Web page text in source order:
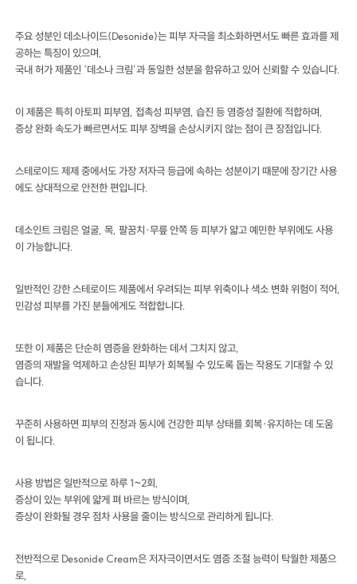
주요 성분인 데소나이드(Desonide)는 피부 자극을 최소화하면서도 빠른 효과를 제
공하는 특징이 있으며,
국내 허가 제품인 ‘데소나 크림’과 동일한 성분을 함유하고 있어 신뢰할 수 있습니다.
이 제품은 특히 아토피 피부염, 접촉성 피부염, 습진 등 염증성 질환에 적합하며,
증상 완화 속도가 빠르면서도 피부 장벽을 손상시키지 않는 점이 큰 장점입니다.
스테로이드 제제 중에서도 가장 저자극 등급에 속하는 성분이기 때문에 장기간 사용
에도 상대적으로 안전한 편입니다.
데소인트 크림은 얼굴, 목, 팔꿈치·무릎 안쪽 등 피부가 얇고 예민한 부위에도 사용
이 가능합니다.
일반적인 강한 스테로이드 제품에서 우려되는 피부 위축이나 색소 변화 위험이 적어,
민감성 피부를 가진 분들에게도 적합합니다.
또한 이 제품은 단순히 염증을 완화하는 데서 그치지 않고,
염증의 재발을 억제하고 손상된 피부가 회복될 수 있도록 돕는 작용도 기대할 수 있
습니다.
꾸준히 사용하면 피부의 진정과 동시에 건강한 피부 상태를 회복·유지하는 데 도움
이 됩니다.
사용 방법은 일반적으로 하루 1~2회,
증상이 있는 부위에 얇게 펴 바르는 방식이며,
증상이 완화될 경우 점차 사용을 줄이는 방식으로 관리하게 됩니다.
전반적으로 Desonide Cream은 저자극이면서도 염증 조절 능력이 탁월한 제품으
로,